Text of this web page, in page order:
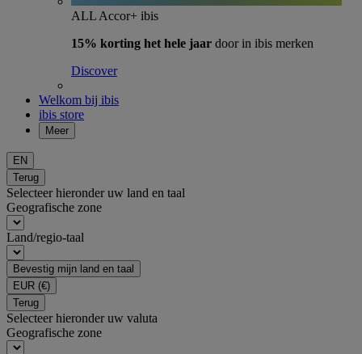
ALL Accor+ ibis
15% korting het hele jaar door in ibis merken
Discover
Welkom bij ibis
ibis store
Meer
EN
Terug
Selecteer hieronder uw land en taal
Geografische zone
Land/regio-taal
Bevestig mijn land en taal
EUR (€)
Terug
Selecteer hieronder uw valuta
Geografische zone